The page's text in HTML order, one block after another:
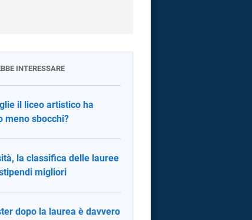
INTERESSARE
il liceo artistico ha
meno sbocchi?
la classifica delle lauree
migliori
dopo la laurea è davvero